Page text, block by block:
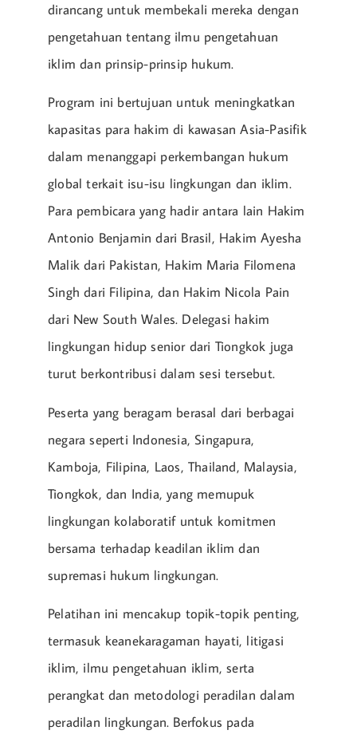
dirancang untuk membekali mereka dengan
pengetahuan tentang ilmu pengetahuan
iklim dan prinsip-prinsip hukum.
Program ini bertujuan untuk meningkatkan
kapasitas para hakim di kawasan Asia-Pasifik
dalam menanggapi perkembangan hukum
global terkait isu-isu lingkungan dan iklim.
Para pembicara yang hadir antara lain Hakim
Antonio Benjamin dari Brasil, Hakim Ayesha
Malik dari Pakistan, Hakim Maria Filomena
Singh dari Filipina, dan Hakim Nicola Pain
dari New South Wales. Delegasi hakim
lingkungan hidup senior dari Tiongkok juga
turut berkontribusi dalam sesi tersebut.
Peserta yang beragam berasal dari berbagai
negara seperti Indonesia, Singapura,
Kamboja, Filipina, Laos, Thailand, Malaysia,
Tiongkok, dan India, yang memupuk
lingkungan kolaboratif untuk komitmen
bersama terhadap keadilan iklim dan
supremasi hukum lingkungan.
Pelatihan ini mencakup topik-topik penting,
termasuk keanekaragaman hayati, litigasi
iklim, ilmu pengetahuan iklim, serta
perangkat dan metodologi peradilan dalam
peradilan lingkungan. Berfokus pada